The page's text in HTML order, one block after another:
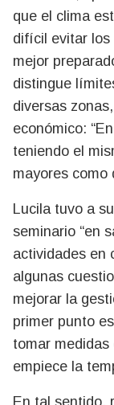
que el clima
difícil evitar los
mejor
distingue
diversas
económico:
teniendo el
mayores como
Lucila tuvo a
seminario “en
actividades en
algunas
mejorar la
primer punto
tomar
empiece la
En tal sentido,